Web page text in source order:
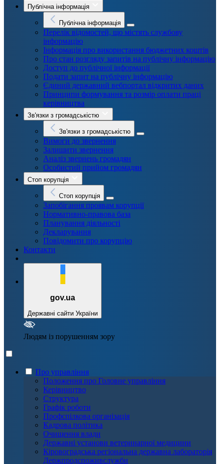
Публічна інформація
Публічна інформація
Перелік відомостей, що містять службову
інформацію
Інформація про використання бюджетних коштів
Про стан розгляду запитів на публічну інформацію
Доступ до публічної інформації
Подати запит на публічну інформацію
Єдиний державний вебпортал відкритих даних
Принципи формування та розмір оплати праці
керівництва
Зв'язки з громадськістю
Зв'язки з громадськістю
Вимоги до звернення
Залишити звернення
Аналіз звернень громадян
Особистий прийом громадян
Стоп корупція
Стоп корупція
Запобігання проявам корупції
Нормативно-правова база
Планування діяльності
Декларування
Повідомити про корупцію
Контакти
gov.ua
Державні сайти України
Людям із порушенням зору
Про управління
Положення про Головне управління
Керівництво
Структура
Графік роботи
Профспілкова організація
Кадрова політика
Очищення влади
Державні установи ветеринарної медицини
Кіровоградська регіональна державна лабораторія
Держпродспоживслужби